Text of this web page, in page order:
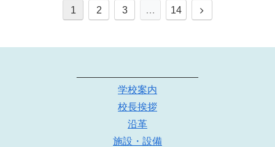
1 2 3 … 14
次
学校案内
校長挨拶
沿革
施設・設備